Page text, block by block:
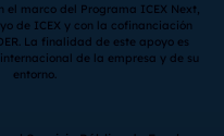
el marco del Programa ICEX Next,
de ICEX y con la cofinanciación
La finalidad de este apoyo es
de la empresa y de su
entorno.